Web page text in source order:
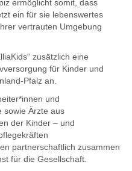
ermöglicht somit, dass
ein für sie lebenswertes
vertrauten Umgebung
zusätzlich eine
für Kinder und
Pfalz an.
und
sowie Ärzte aus
der Kinder – und
partnerschaftlich zusammen
für die Gesellschaft.